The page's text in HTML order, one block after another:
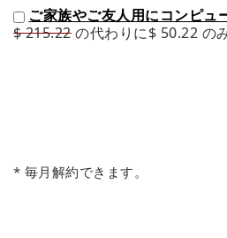
ご家族やご友人用にコンピュ
$ 215.22の代わりに$ 50.22 の
* 毎月解約できます。